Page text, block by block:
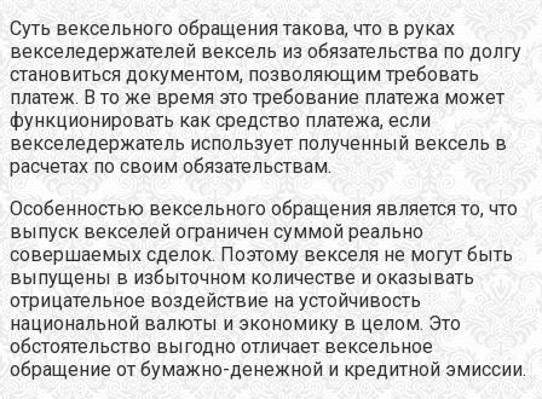
Суть вексельного обращения такова, что в руках
векселедержателей вексель из обязательства по долгу
становиться документом, позволяющим требовать
платеж. В то же время это требование платежа может
функционировать как средство платежа, если
векселедержатель использует полученный вексель в
расчетах по своим обязательствам.
Особенностью вексельного обращения является то, что
выпуск векселей ограничен суммой реально
совершаемых сделок. Поэтому векселя не могут быть
выпущены в избыточном количестве и оказывать
отрицательное воздействие на устойчивость
национальной валюты и экономику в целом. Это
обстоятельство выгодно отличает вексельное
обращение от бумажно-денежной и кредитной эмиссии.